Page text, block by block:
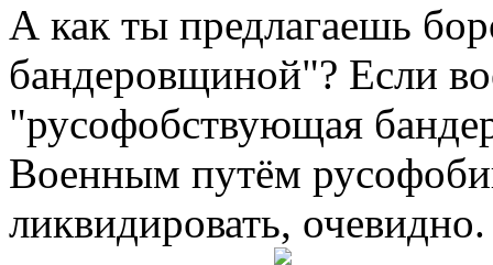
А как ты предлагаешь
бандеровщиной"? Если
"русофобствующая
Военным путём
ликвидировать, очевидно.